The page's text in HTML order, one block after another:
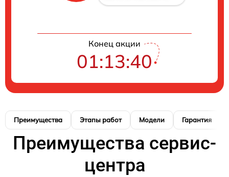
Конец акции
01:13:39
Преимущества Этапы работ Модели Гарантия
Преимущества сервис-
центра